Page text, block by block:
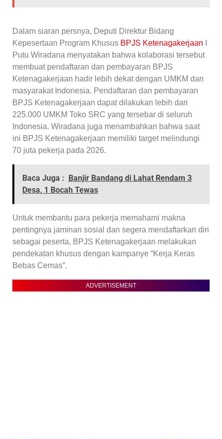
Dalam siaran persnya, Deputi Direktur Bidang
Kepesertaan Program Khusus BPJS Ketenagakerjaan
Putu Wiradana menyatakan bahwa kolaborasi tersebut
membuat pendaftaran dan pembayaran BPJS
Ketenagakerjaan hadir lebih dekat dengan UMKM dan
masyarakat Indonesia. Pendaftaran dan pembayaran
BPJS Ketenagakerjaan dapat dilakukan lebih dari
225.000 UMKM Toko SRC yang tersebar di seluruh
Indonesia. Wiradana juga menambahkan bahwa saat
ini BPJS Ketenagakerjaan memiliki target melindungi
70 juta pekerja pada 2026.
Baca Juga : Banjir Bandang di Lahat Rendam 3
Desa, 1 Bocah Tewas
Untuk membantu para pekerja memahami makna
pentingnya jaminan sosial dan segera mendaftarkan diri
sebagai peserta, BPJS Ketenagakerjaan melakukan
pendekatan khusus dengan kampanye “Kerja Keras
Bebas Cemas”.
ADVERTISEMENT